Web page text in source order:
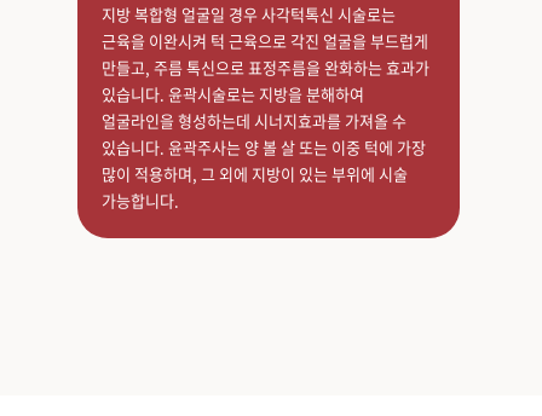
지방 복합형 얼굴일 경우 사각턱톡신 시술로는
근육을 이완시켜 턱 근육으로 각진 얼굴을 부드럽게
만들고, 주름 톡신으로 표정주름을 완화하는 효과가
있습니다. 윤곽시술로는 지방을 분해하여
얼굴라인을 형성하는데 시너지효과를 가져올 수
있습니다. 윤곽주사는 양 볼 살 또는 이중 턱에 가장
많이 적용하며, 그 외에 지방이 있는 부위에 시술
가능합니다.